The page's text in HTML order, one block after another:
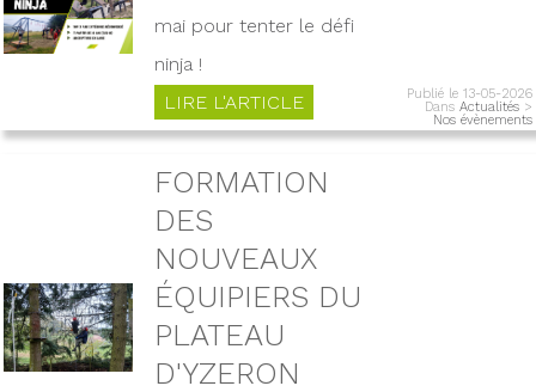
mai pour tenter le défi
ninja !
LIRE L'ARTICLE
Publié le 13-05-2026
Dans Actualités >
Nos évènements
FORMATION
DES
NOUVEAUX
ÉQUIPIERS DU
PLATEAU
D'YZERON